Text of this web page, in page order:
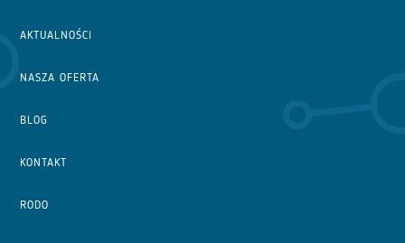
AKTUALNOŚCI
NASZA OFERTA
BLOG
KONTAKT
RODO